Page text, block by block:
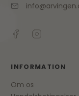
INFORMATION
Om os